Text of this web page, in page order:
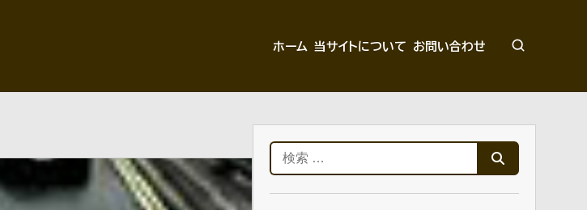
ホーム 当サイトについて お問い合わせ
検
索: